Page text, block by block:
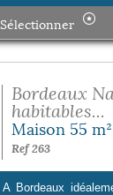
Sélectionner
Bordeaux
habitables...
Maison 55
Ref 263
A Bordeaux